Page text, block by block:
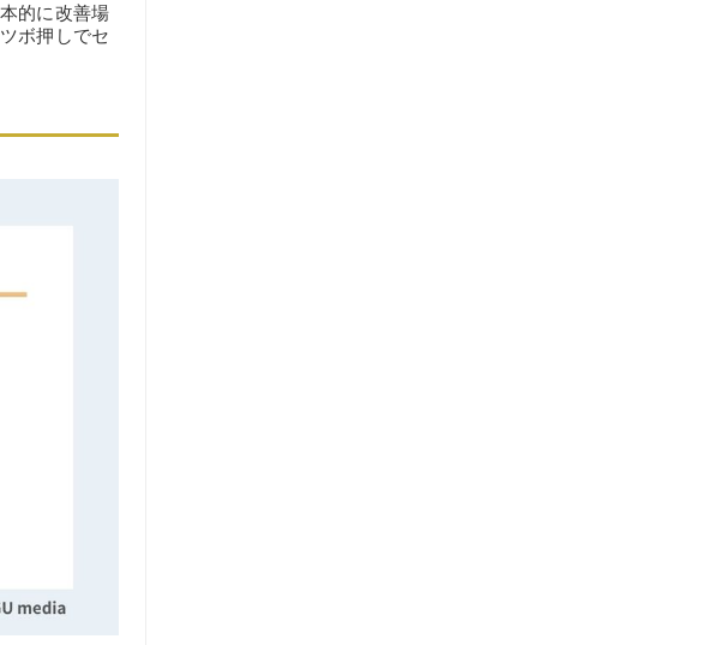
的に改善場
ボ押しでセ